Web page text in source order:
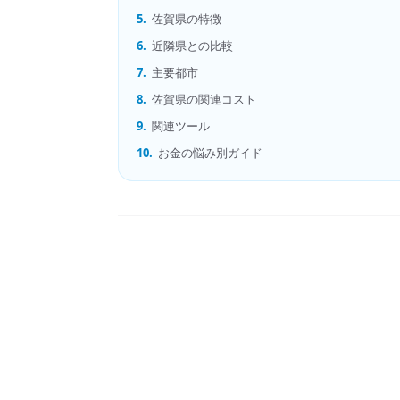
5. 佐賀県の特徴
6. 近隣県との比較
7. 主要都市
8. 佐賀県の関連コスト
9. 関連ツール
10. お金の悩み別ガイド